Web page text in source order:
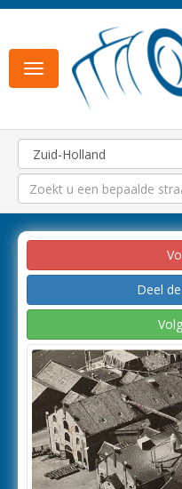
Toggle
navigation
Deel